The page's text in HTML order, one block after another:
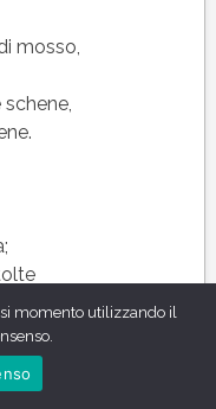
mosso,
schene,
colte,
momento utilizzando il